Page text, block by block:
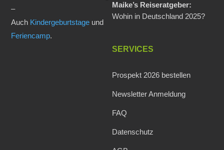
–
Auch Kindergeburtstage und
Feriencamp.
Maike’s Reiseratgeber:
Wohin in Deutschland 2025?
SERVICES
Prospekt 2026 bestellen
Newsletter Anmeldung
FAQ
Datenschutz